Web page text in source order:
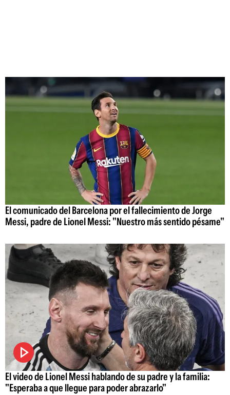
El comunicado del Barcelona por el fallecimiento de Jorge
Messi, padre de Lionel Messi: "Nuestro más sentido pésame"
El video de Lionel Messi hablando de su padre y la familia:
"Esperaba a que llegue para poder abrazarlo"